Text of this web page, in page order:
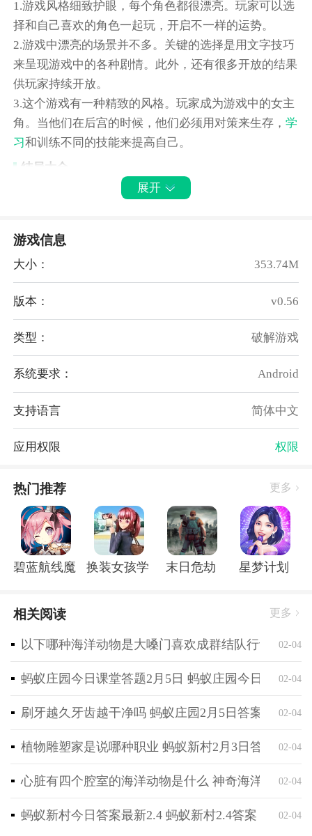
1.游戏风格细致护眼，每个角色都很漂亮。玩家可以选
择和自己喜欢的角色一起玩，开启不一样的运势。
2.游戏中漂亮的场景并不多。关键的选择是用文字技巧
来呈现游戏中的各种剧情。此外，还有很多开放的结果
供玩家持续开放。
3.这个游戏有一种精致的风格。玩家成为游戏中的女主
角。当他们在后宫的时候，他们必须用对策来生存，学
习和训练不同的技能来提高自己。
结局大全
【流浪世界】后宫没有希望，你或者谈恋爱的人逃离皇
【难产死亡】体力≤90时，会触发早产
【刺杀与死亡】刺杀概率小，有一点武功就没问题
【生命的终结】生命到达极限
游戏玩法
1.命名魏金蟾后，你会得到一个起止亲情80的家庭，任
何官衔，最大的是皇后，可以存档，可以刷。
最好避开性情势利(关系恶化很多)的妾，可以提起来刷
刷。
名声(争霸前先建档，失败再重开)。
4.皇帝宠爱超过80，太后宠爱不够，贼将被囚禁一个
月。
5.公主，当溺爱程度提高了，你可以让家人帮你送饭或
者皇帝让你进去。前期不用浪费时间，错过好机会。暴
6.你家丫环算计的越高，越容易被收购或者擅自登台。
7.一开始就完成技能等级。
8.把老母鸡的金蛋送给小妾，可以大大增强她们的好
岳阿姨，岳阿姨可以给羊毛和白给资源(哔哩哔哩有范
9.故事情节中，虞姬圈里有详细详细的介绍，就不进行
定要算高一点才能挑起事端。
展开
游戏信息
大小： 353.74M
版本： v0.56
类型： 破解游戏
系统要求： Android
支持语言 简体中文
应用权限 权限
热门推荐 更多
碧蓝航线魔改r18全套补丁破解版
换装女孩学校 末日危劫 星梦计划
相关阅读 更多
以下哪种海洋动物是大嗓门喜欢成群结队行动 神奇
02-04
蚂蚁庄园今日课堂答题2月5日 蚂蚁庄园今日课堂答
02-04
刷牙越久牙齿越干净吗 蚂蚁庄园2月5日答案最新02-04
植物雕塑家是说哪种职业 蚂蚁新村2月3日答案最新
02-04
心脏有四个腔室的海洋动物是什么 神奇海洋2月4日
02-04
蚂蚁新村今日答案最新2.4 蚂蚁新村2.4答案 02-04